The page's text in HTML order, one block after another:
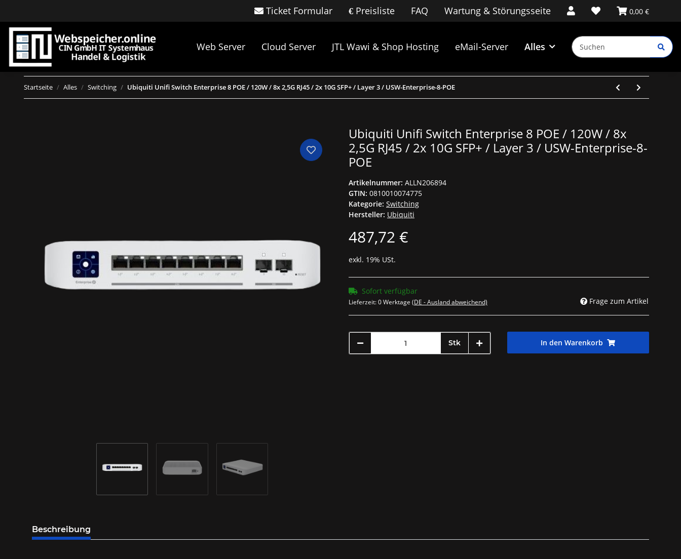
Ticket Formular Preisliste FAQ Wartung & Störungsseite 0,00 €
Web Server Cloud Server JTL Wawi & Shop Hosting eMail-Server Alles
Startseite Alles Switching Ubiquiti Unifi Switch Enterprise 8 POE / 120W / 8x 2,5G RJ45 / 2x 10G SFP+ / Layer 3 / USW-Enterprise-8-POE
Ubiquiti Unifi Switch Enterprise 8 POE / 120W / 8x
2,5G RJ45 / 2x 10G SFP+ / Layer 3 / USW-Enterprise-8-
POE
Artikelnummer: ALLN206894
GTIN: 0810010074775
Kategorie: Switching
Hersteller: Ubiquiti
487,72 €
exkl. 19% USt.
Sofort verfügbar
Lieferzeit:0 Werktage (DE - Ausland abweichend) Frage zum Artikel
Stk In den Warenkorb
Beschreibung